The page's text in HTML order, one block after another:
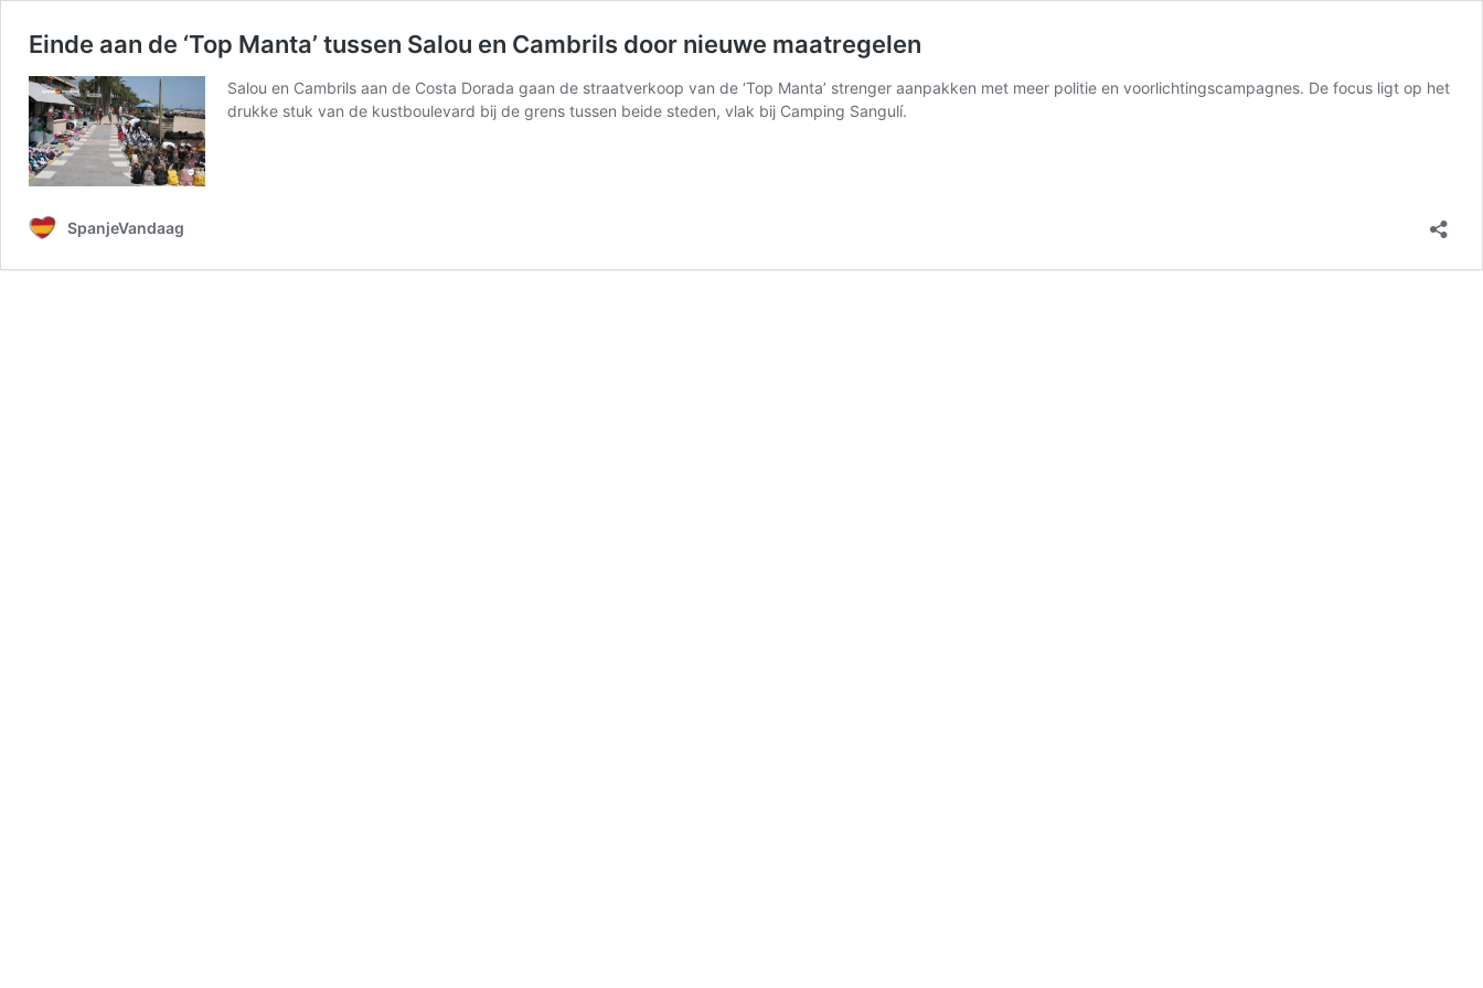
Einde aan de ‘Top Manta’ tussen Salou en Cambrils door nieuwe maatregelen
Salou en Cambrils aan de Costa Dorada gaan de straatverkoop van de ‘Top Manta’ strenger aanpakken met meer politie en voorlichtingscampagnes. De focus ligt op het
drukke stuk van de kustboulevard bij de grens tussen beide steden, vlak bij Camping Sangulí.
SpanjeVandaag